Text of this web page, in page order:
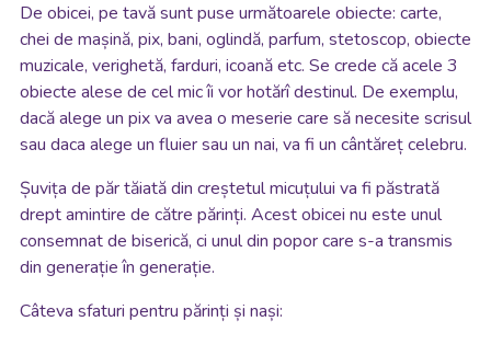
De obicei, pe tavă sunt puse următoarele obiecte: carte,
chei de mașină, pix, bani, oglindă, parfum, stetoscop, obiecte
muzicale, verighetă, farduri, icoană etc. Se crede că acele 3
obiecte alese de cel mic îi vor hotărî destinul. De exemplu,
dacă alege un pix va avea o meserie care să necesite scrisul
sau daca alege un fluier sau un nai, va fi un cântăreț celebru.
Șuvița de păr tăiată din creștetul micuțului va fi păstrată
drept amintire de către părinți. Acest obicei nu este unul
consemnat de biserică, ci unul din popor care s-a transmis
din generație în generație.
Câteva sfaturi pentru părinți și nași: